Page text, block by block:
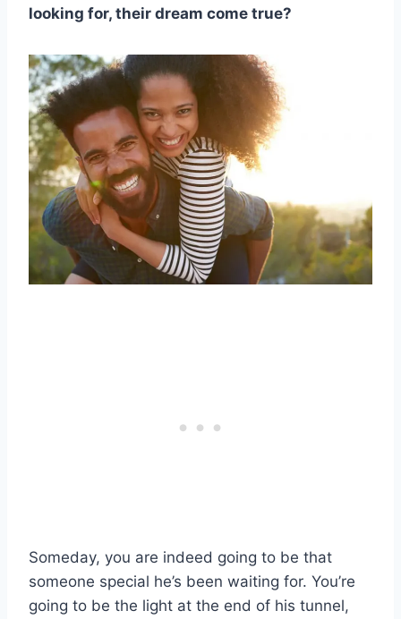
looking for, their dream come true?
Someday, you are indeed going to be that
someone special he’s been waiting for. You’re
going to be the light at the end of his tunnel,